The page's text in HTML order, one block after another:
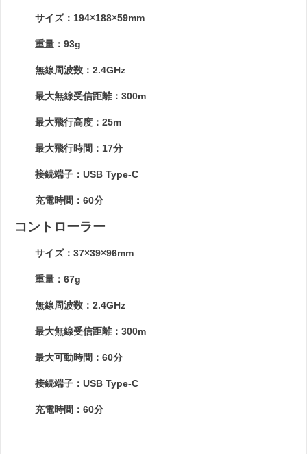
サイズ：194×188×59mm
重量：93g
無線周波数：2.4GHz
最大無線受信距離：300m
最大飛行高度：25m
最大飛行時間：17分
接続端子：USB Type-C
充電時間：60分
コントローラー
サイズ：37×39×96mm
重量：67g
無線周波数：2.4GHz
最大無線受信距離：300m
最大可動時間：60分
接続端子：USB Type-C
充電時間：60分